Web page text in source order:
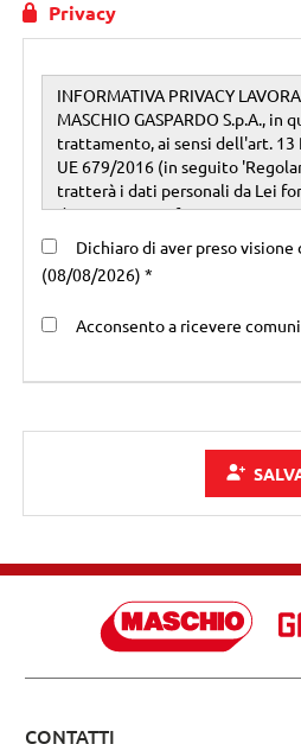
Privacy
Dichiaro di aver preso
(08/08/2026) *
Acconsento a ricevere
CONTATTI